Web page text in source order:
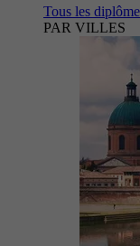
Tous les
PAR VILLES